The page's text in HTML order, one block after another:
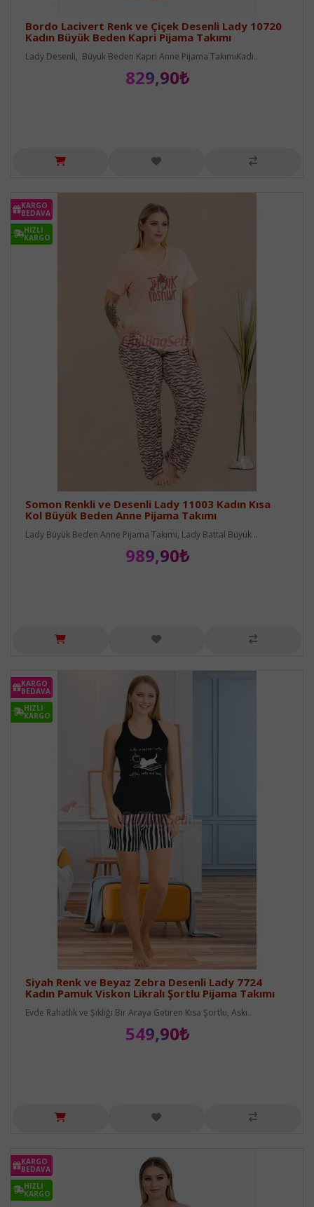
Bordo Lacivert Renk ve Çiçek Desenli Lady 10720
Kadın Büyük Beden Kapri Pijama Takımı
Lady Desenli, Büyük Beden Kapri Anne Pijama TakımıKadı..
829,90₺
KARGO
BEDAVA
HIZLI
KARGO
Somon Renkli ve Desenli Lady 11003 Kadın Kısa
Kol Büyük Beden Anne Pijama Takımı
Lady Büyük Beden Anne Pijama Takımı, Lady Battal Büyük ..
989,90₺
KARGO
BEDAVA
HIZLI
KARGO
Siyah Renk ve Beyaz Zebra Desenli Lady 7724
Kadın Pamuk Viskon Likralı Şortlu Pijama Takımı
Evde Rahatlık ve Şıklığı Bir Araya Getiren Kısa Şortlu, Askı..
549,90₺
KARGO
BEDAVA
HIZLI
KARGO